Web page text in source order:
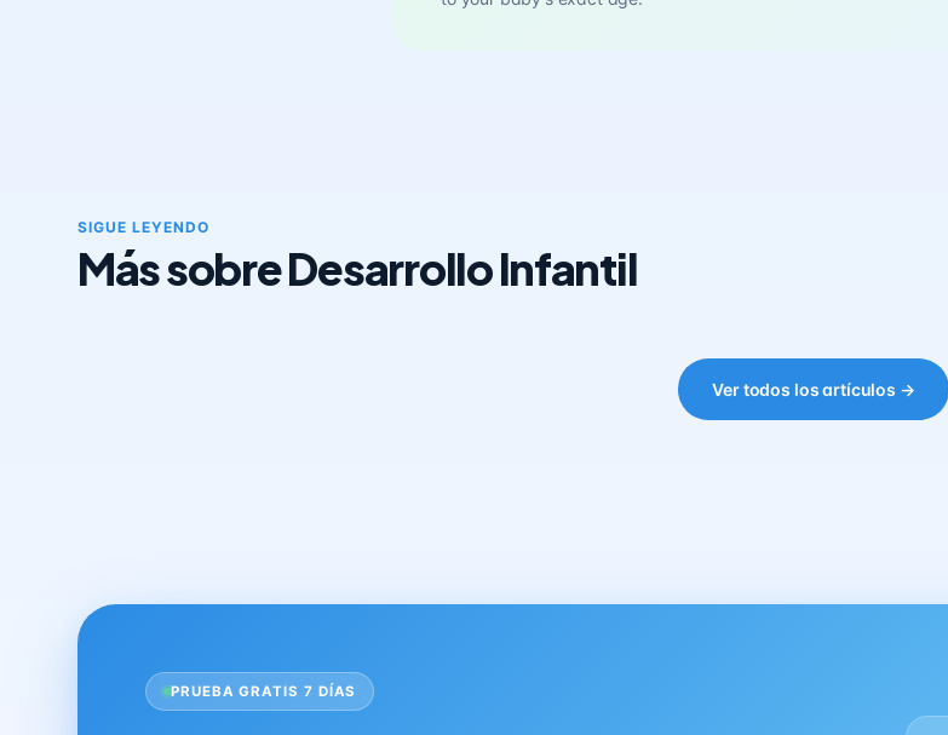
SIGUE LEYENDO
Más sobre Desarrollo Infantil
Ver todos los artículos →
PRUEBA GRATIS 7 DÍAS